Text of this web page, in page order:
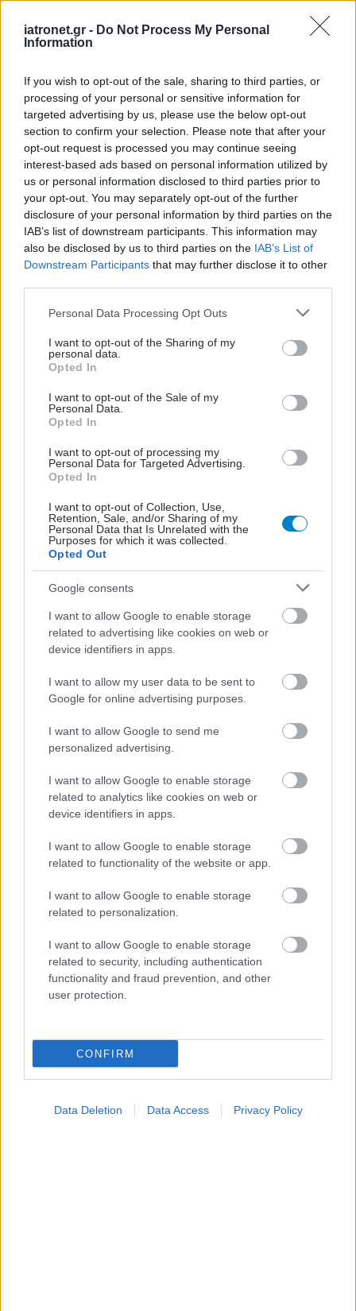
iatronet.gr - Do Not Process My Personal
Information
If you wish to opt-out of the sale, sharing to third parties, or
processing of your personal or sensitive information for
targeted advertising by us, please use the below opt-out
section to confirm your selection. Please note that after your
opt-out request is processed you may continue seeing
interest-based ads based on personal information utilized by
us or personal information disclosed to third parties prior to
your opt-out. You may separately opt-out of the further
disclosure of your personal information by third parties on the
IAB’s list of downstream participants. This information may
also be disclosed by us to third parties on the IAB’s List of
Downstream Participants that may further disclose it to other
Please note that this website/app uses one or more Google
not limited to your visit or usage behaviour. You may click to
grant or deny consent to Google and its third-party tags to
use your data for below specified purposes in below Google
consent section.
Personal Data Processing Opt Outs
I want to opt-out of the Sharing of my
personal data.
Opted In
I want to opt-out of the Sale of my
Personal Data.
Opted In
I want to opt-out of processing my
Personal Data for Targeted Advertising.
Opted In
I want to opt-out of Collection, Use,
Retention, Sale, and/or Sharing of my
Personal Data that Is Unrelated with the
Purposes for which it was collected.
Opted Out
Google consents
I want to allow Google to enable storage
related to advertising like cookies on web or
device identifiers in apps.
I want to allow my user data to be sent to
Google for online advertising purposes.
I want to allow Google to send me
personalized advertising.
I want to allow Google to enable storage
related to analytics like cookies on web or
device identifiers in apps.
I want to allow Google to enable storage
related to functionality of the website or app.
I want to allow Google to enable storage
related to personalization.
I want to allow Google to enable storage
related to security, including authentication
functionality and fraud prevention, and other
user protection.
CONFIRM
Data Deletion Data Access Privacy Policy
Ελληνική μελέτη: Το
ήταν λίπος
Η Novo Nordisk μηνύει
την Eli Lilly για φάρμακο
απώλειας βάρους
Διατροφή: Μπορεί να
επιτυχία των φαρμάκων
βάρους;
δείχνουν υποσχόμενα σε
κλινική δοκιμή για
απώλεια βάρους
γενόσημου φαρμάκου
για την απώλεια βάρους
Ενέσεις GLP-1 για
απώλεια βάρους και
προγραμματισμός